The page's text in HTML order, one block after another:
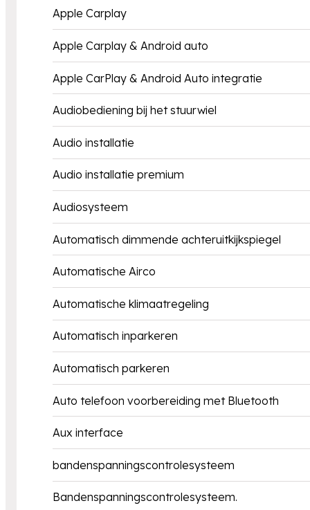
Apple Carplay
Apple Carplay & Android auto
Apple CarPlay & Android Auto integratie
Audiobediening bij het stuurwiel
Audio installatie
Audio installatie premium
Audiosysteem
Automatisch dimmende achteruitkijkspiegel
Automatische Airco
Automatische klimaatregeling
Automatisch inparkeren
Automatisch parkeren
Auto telefoon voorbereiding met Bluetooth
Aux interface
bandenspanningscontrolesysteem
Bandenspanningscontrolesysteem.